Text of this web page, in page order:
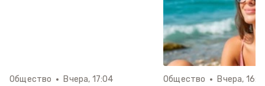
Общество Вчера, 17:04 Общество Вчера,